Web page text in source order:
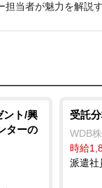
当者が魅力を解説す
ント/興
ターの
受託
WDB
時給
派遣社